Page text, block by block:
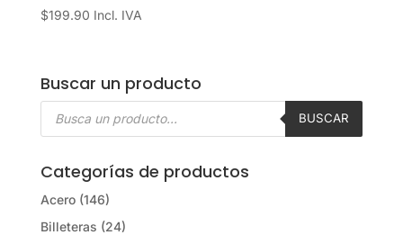
$199.90 Incl. IVA
Buscar un producto
Búsqueda
BUSCAR
Categorías de productos
Acero (146)
Billeteras (24)